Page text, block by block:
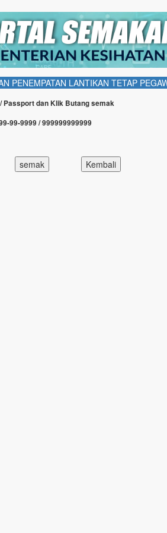
PENEMPATAN LANTIKAN TETAP
Passport dan Klik Butang semak
99-9999 / 999999999999